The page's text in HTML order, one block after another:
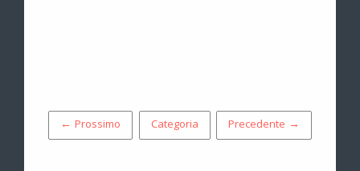
← Prossimo Categoria Precedente →